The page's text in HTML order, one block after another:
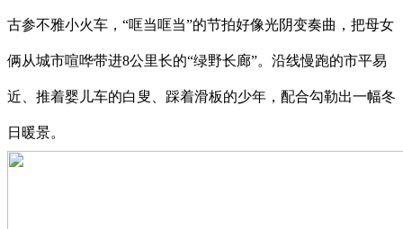
古参不雅小火车，“哐当哐当”的节拍好像光阴变奏曲，把母女
俩从城市喧哗带进8公里长的“绿野长廊”。沿线慢跑的市平易
近、推着婴儿车的白叟、踩着滑板的少年，配合勾勒出一幅冬
日暖景。